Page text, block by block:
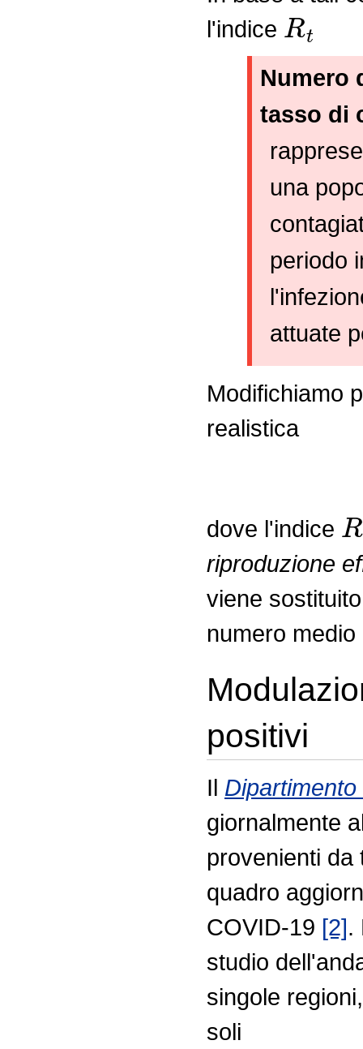
l'indice
Rt
Numero
tasso di
una
periodo
attuate
Modifichiamo
realistica
dove l'indice
R
riproduzione
viene
numero medio
positivi
Il
giornalmente
provenienti da
quadro
COVID-19 [2].
studio
singole
soli